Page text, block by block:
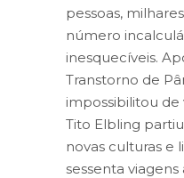
pessoas,
número
inesquecíveis.
Transtorno de
impossibilitou de
Tito Elbling
novas culturas e
sessenta